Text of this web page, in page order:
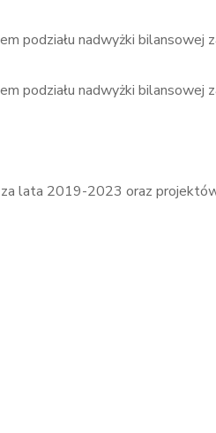
podziału nadwyżki bilansowej
podziału nadwyżki bilansowej
lata 2019-2023 oraz